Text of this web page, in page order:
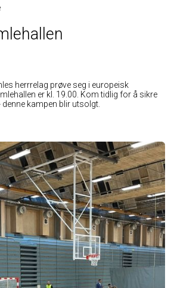
herrrelag prøve seg i europeisk
er kl. 19.00. Kom tidlig for å sikre
kampen blir utsolgt.